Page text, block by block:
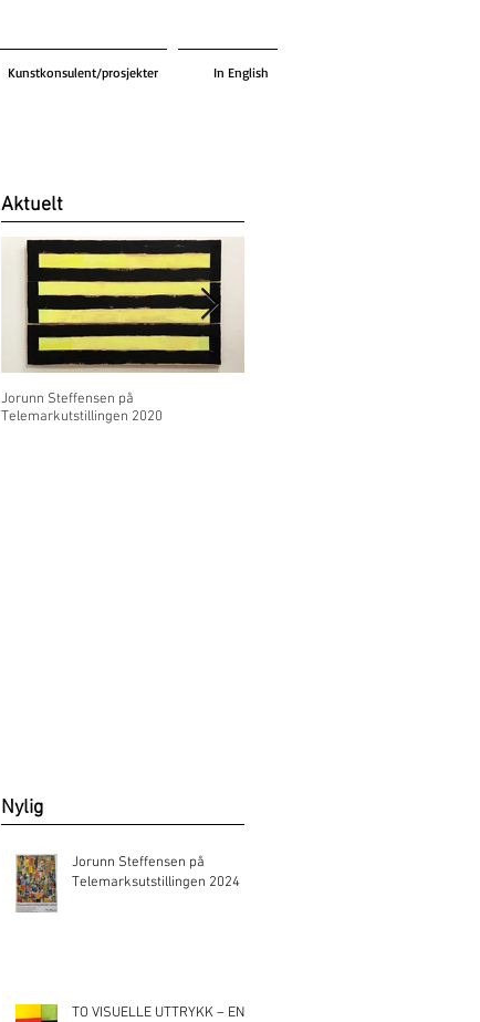
Kunstkonsulent/prosjekter In English
Aktuelt
Jorunn Steffensen på
Telemarkutstillingen 2020
Nylig
Jorunn Steffensen på
Telemarksutstillingen 2024
TO VISUELLE UTTRYKK – EN